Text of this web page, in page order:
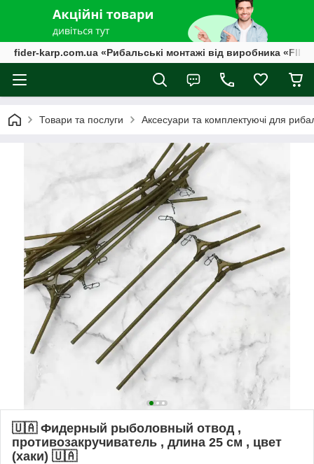
fider-karp.com.ua «Рибальські монтажі від виробника
Товари та послуги Аксесуари та комплектуючі для
🇺🇦 Фидерный рыболовный отвод ,
противозакручиватель , длина 25 см , цвет
(хаки) 🇺🇦